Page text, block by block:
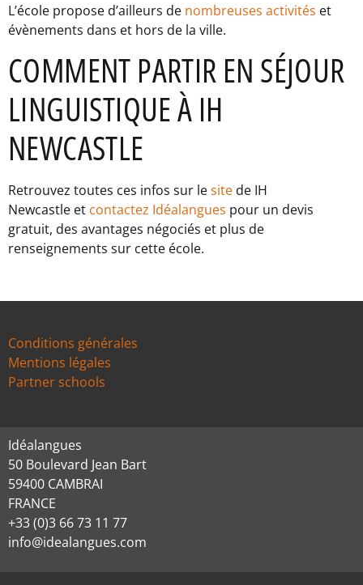
L’école propose d’ailleurs de nombreuses activités et
évènements dans et hors de la ville.
COMMENT PARTIR EN SÉJOUR
LINGUISTIQUE À IH
NEWCASTLE
Retrouvez toutes ces infos sur lesite de IH
Newcastle et contactez Idéalangues pour un devis
gratuit, des avantages négociés et plus de
renseignements sur cette école.
Conditions générales
Mentions légales
Partner schools
Idéalangues
50 Boulevard Jean Bart
59400 CAMBRAI
FRANCE
+33 (0)3 66 73 11 77
info@idealangues.com